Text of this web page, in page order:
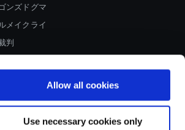
Allow all cookies
Use necessary cookies only
ンズドグマ
メイクライ
判